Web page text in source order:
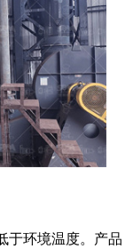
于环境温度。产品